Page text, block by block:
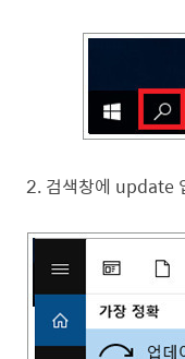
2. 검색창에 update